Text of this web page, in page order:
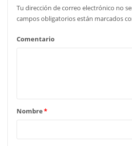
Tu dirección de correo electrónico no
campos obligatorios están marcados
Comentario
Nombre*